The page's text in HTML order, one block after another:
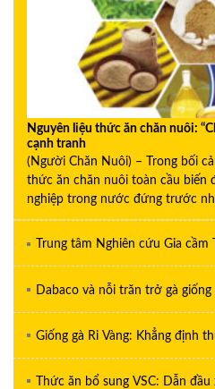
Nguyên liệu thức ăn chăn nuôi:
cạnh tranh
(Người Chăn Nuôi) – Trong bối
thức ăn chăn nuôi toàn cầu biến
nghiệp trong nước đứng trước
Trung tâm Nghiên cứu Gia
Dabaco và nỗi trăn trở gà
Giống gà Ri Vàng: Khẳng định
Thức ăn bổ sung VSC: Dẫn